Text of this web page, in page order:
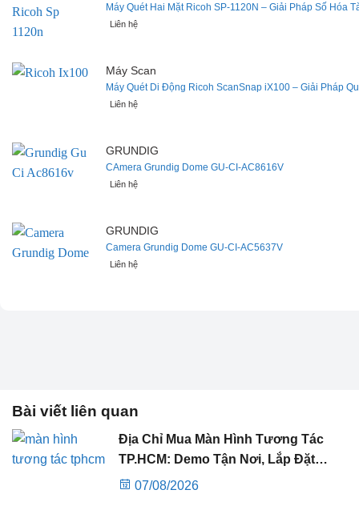
Máy Quét Hai Mặt Ricoh SP-1120N – Giải Pháp Số Hóa
Liên hệ
Máy Scan
Máy Quét Di Động Ricoh ScanSnap iX100 – Giải Pháp
Liên hệ
GRUNDIG
CAmera Grundig Dome GU-CI-AC8616V
Liên hệ
GRUNDIG
Camera Grundig Dome GU-CI-AC5637V
Liên hệ
Bài viết liên quan
Địa Chỉ Mua Màn Hình Tương Tác
TP.HCM: Demo Tận Nơi, Lắp Đặt
Nhanh Trong 2 Giờ
07/08/2026